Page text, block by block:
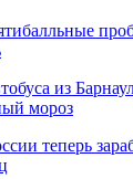
из
мороз
теперь